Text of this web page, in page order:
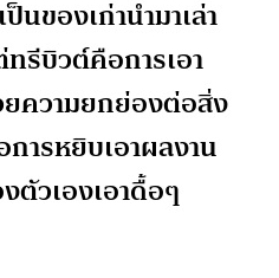
ของเก่านำมาเล่า
รีบิวต์คือการเอา
ยความยกย่องต่อสิ่ง
ารหยิบเอาผลงาน
ตัวเองเอาดื้อๆ